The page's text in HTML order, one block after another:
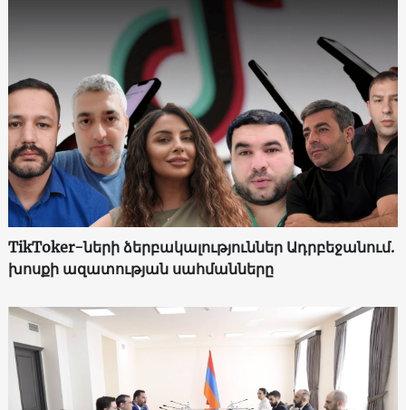
TikToker-ների ձերբակալություններ Ադրբեջանում.
խոսքի ազատության սահմանները